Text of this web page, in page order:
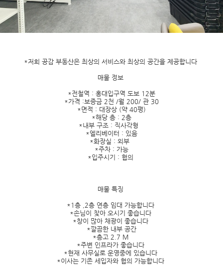
*저희 공감 부동산은 최상의 서비스와 최상의 공간을 제공합니다
매물 정보
*전철역 : 홍대입구역 도보 12분
*가격 :보증금 2천 /월 200/ 관 30
*면적 : 대장상 (약 40평)
*해당 층 : 2층
*내부 구조 : 직사각형
*엘리베이터 : 있음
*화장실 : 외부
*주차 : 가능
*입주시기 : 협의
매물 특징
*1층 ,2층 연층 임대 가능합니다
*손님이 찿아 오시기 좋습니다
*창이 많아 채광이 좋습니다
*깔끔한 내부 공간
*층고 2.7 M
*주변 인프라가 좋습니다
*현재 사무실로 운영중에 있습니다
*이사는 기존 세입자와 협의 가능합니다